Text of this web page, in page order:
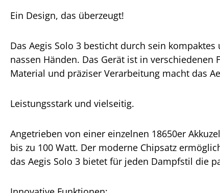
Ein Design, das überzeugt!
Das Aegis Solo 3 besticht durch sein
nassen Händen. Das Gerät ist in
Material und präziser Verarbeitung macht das
Leistungsstark und vielseitig.
Angetrieben von einer einzelnen 18650er
bis zu 100 Watt. Der moderne Chipsatz
das Aegis Solo 3 bietet für jeden Dampfstil die